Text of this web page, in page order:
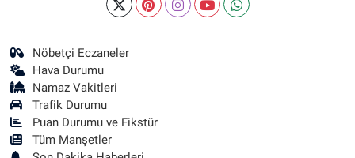
Nöbetçi Eczaneler
Hava Durumu
Namaz Vakitleri
Trafik Durumu
Puan Durumu ve Fikstür
Tüm Manşetler